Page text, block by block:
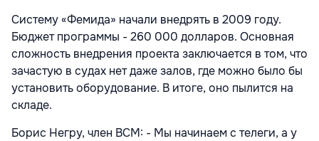
Систему «Фемида» начали внедрять в 2009 году.
Бюджет программы - 260 000 долларов. Основная
сложность внедрения проекта заключается в том, что
зачастую в судах нет даже залов, где можно было бы
установить оборудование. В итоге, оно пылится на
складе.
Борис Негру, член ВСМ: - Мы начинаем с телеги, а у